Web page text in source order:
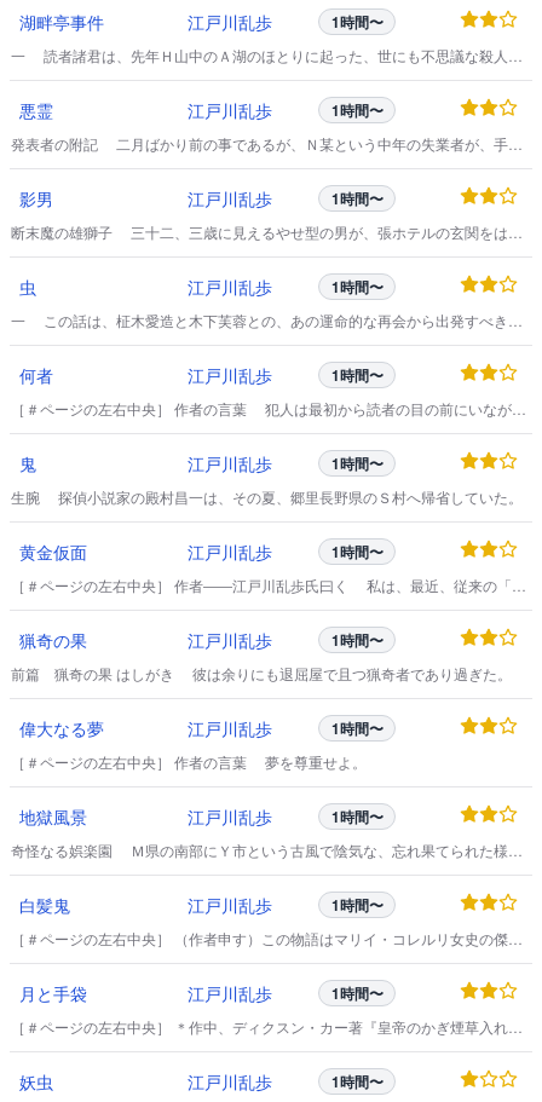
湖畔亭事件 江戸川乱歩 1時間〜
一 読者諸君は、先年Ｈ山中のＡ湖のほとりに起った、世にも不思議な殺人事
悪霊 江戸川乱歩 1時間〜
発表者の附記 二月ばかり前の事であるが、Ｎ某という中年の失業者が、手紙
影男 江戸川乱歩 1時間〜
断末魔の雄獅子 三十二、三歳に見えるやせ型の男が、張ホテルの玄関をはい
虫 江戸川乱歩 1時間〜
一 この話は、柾木愛造と木下芙蓉との、あの運命的な再会から出発すべきで
何者 江戸川乱歩 1時間〜
［＃ページの左右中央］ 作者の言葉 犯人は最初から読者の目の前にいながら
鬼 江戸川乱歩 1時間〜
生腕 探偵小説家の殿村昌一は、その夏、郷里長野県のＳ村へ帰省していた。
黄金仮面 江戸川乱歩 1時間〜
［＃ページの左右中央］ 作者――江戸川乱歩氏曰く 私は、最近、従来の「小
猟奇の果 江戸川乱歩 1時間〜
前篇 猟奇の果 はしがき 彼は余りにも退屈屋で且つ猟奇者であり過ぎた。
偉大なる夢 江戸川乱歩 1時間〜
［＃ページの左右中央］ 作者の言葉 夢を尊重せよ。
地獄風景 江戸川乱歩 1時間〜
奇怪なる娯楽園 Ｍ県の南部にＹ市という古風で陰気な、忘れ果てられた様な
白髪鬼 江戸川乱歩 1時間〜
［＃ページの左右中央］ （作者申す）この物語はマリイ・コレルリ女史の傑作
月と手袋 江戸川乱歩 1時間〜
［＃ページの左右中央］ ＊作中、ディクスン・カー著『皇帝のかぎ煙草入れ』
妖虫 江戸川乱歩 1時間〜